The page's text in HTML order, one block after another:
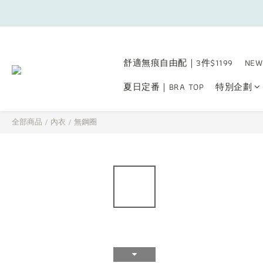
舒適無痕自由配｜3件$1199
夏日定番｜BRA TOP
特別企劃
全部商品 / 內衣 / 無鋼圈